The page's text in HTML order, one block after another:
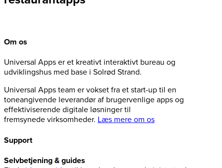
Om os
Universal Apps er et kreativt interaktivt bureau og
udviklingshus med base i Solrød Strand.
Universal Apps team er vokset fra et start-up til en
toneangivende leverandør af brugervenlige apps og
effektiviserende digitale løsninger til
fremsynede virksomheder. Læs mere om os
Support
Selvbetjening & guides